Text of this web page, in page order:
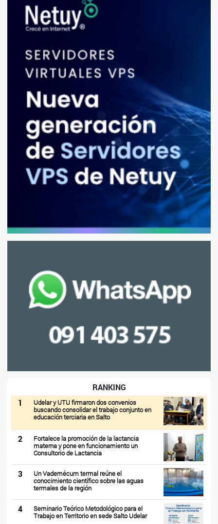
RANKING
1
Udelar y UTU firmaron dos convenios
buscando consolidar el trabajo conjunto en
educación terciaria en Salto
2
Fortalece la promoción de la lactancia
materna y pone en funcionamiento un
Consultorio de Lactancia
3
Un Vademécum termal reúne el
conocimiento científico sobre las aguas
termales de la región
4
Seminario Teórico Metodológico para el
Trabajo en Territorio en sede Salto Udelar